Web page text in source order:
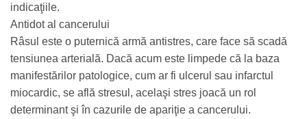
indicaţiile.
Antidot al cancerului
Râsul este o puternică armă antistres, care face să scadă
tensiunea arterială. Dacă acum este limpede că la baza
manifestărilor patologice, cum ar fi ulcerul sau infarctul
miocardic, se află stresul, acelaşi stres joacă un rol
determinant şi în cazurile de apariţie a cancerului.